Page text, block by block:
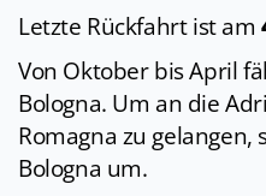
Letzte Rückfahrt ist am
Von Oktober bis April
Bologna. Um an die
Romagna zu
Bologna um.